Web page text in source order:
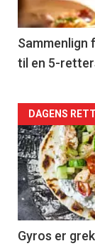
-
5
Sammenlign
til en 5-
Forsiden
akkurat
nå
-
6
DAGENS RETT
Gyros er